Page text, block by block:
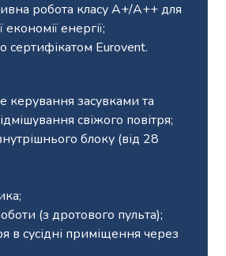
робота класу A+/A++ для
енергії;
сертифікатом Eurovent.
керування засувками та
свіжого повітря;
блоку (від 28
(з дротового пульта);
в сусідні приміщення через